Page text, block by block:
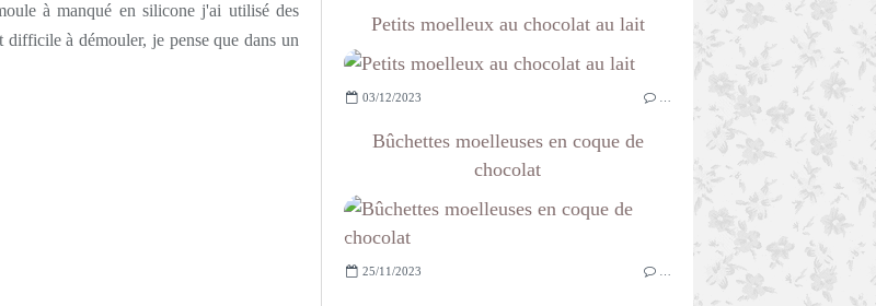
à manqué en silicone j'ai utilisé des
à démouler, je pense que dans un
Petits moelleux au chocolat au lait
03/12/2023
Bûchettes moelleuses en coque de
chocolat
25/11/2023